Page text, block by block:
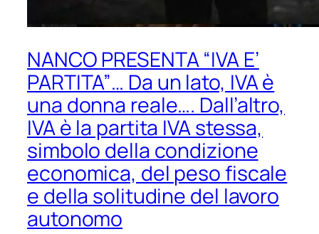
NANCO PRESENTA “IVA E’
PARTITA”… Da un lato, IVA è
una donna reale…. Dall’altro,
IVA è la partita IVA stessa,
simbolo della condizione
economica, del peso fiscale
e della solitudine del lavoro
autonomo